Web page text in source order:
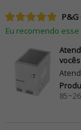
Eu recomendo